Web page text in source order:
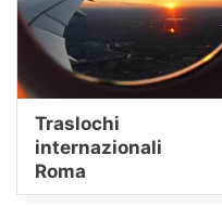
Traslochi
internazionali
Roma